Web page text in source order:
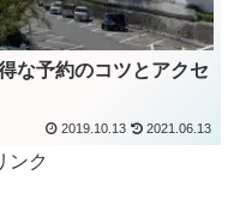
な予約のコツとアクセ
2019.10.13 2021.06.13
ンク